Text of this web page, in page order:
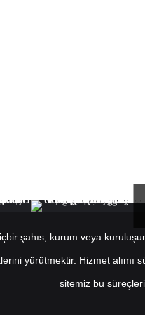
şahıs, kurum veya
yürütmektir. Hizmet
sitemiz bu